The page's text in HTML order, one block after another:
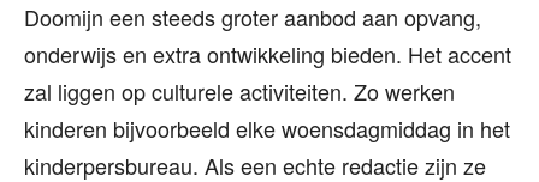
Doomijn een steeds groter aanbod aan opvang,
onderwijs en extra ontwikkeling bieden. Het accent
zal liggen op culturele activiteiten. Zo werken
kinderen bijvoorbeeld elke woensdagmiddag in het
kinderpersbureau. Als een echte redactie zijn ze